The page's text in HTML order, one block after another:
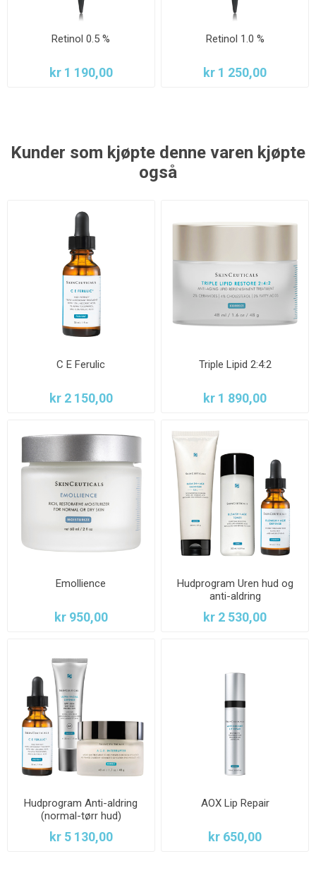
Retinol 0.5 %
kr 1 190,00
Retinol 1.0 %
kr 1 250,00
Kunder som kjøpte denne varen kjøpte
også
C E Ferulic
kr 2 150,00
Triple Lipid 2:4:2
kr 1 890,00
Emollience
kr 950,00
Hudprogram Uren hud og
anti-aldring
kr 2 530,00
Hudprogram Anti-aldring
(normal-tørr hud)
kr 5 130,00
AOX Lip Repair
kr 650,00